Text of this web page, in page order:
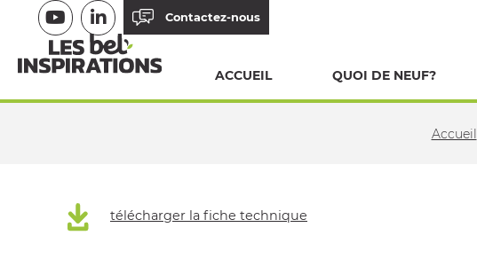
contenu
Contactez-nous
ACCUEIL QUOI DE NEUF?
Accueil
télécharger la fiche technique